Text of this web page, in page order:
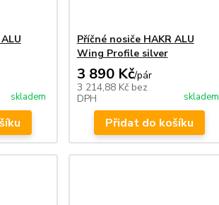
skladem
Příčné nosiče HAKR ALU
Wing Profile silver
3 890 Kč/pár
3 214,88 Kč bez
DPH
skladem
Přidat do košíku